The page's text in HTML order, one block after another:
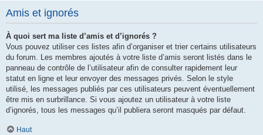
Amis et ignorés
À quoi sert ma liste d’amis et d’ignorés ?
Vous pouvez utiliser ces listes afin d’organiser et trier certains utilisateurs
du forum. Les membres ajoutés à votre liste d’amis seront listés dans le
panneau de contrôle de l’utilisateur afin de consulter rapidement leur
statut en ligne et leur envoyer des messages privés. Selon le style
utilisé, les messages publiés par ces utilisateurs peuvent éventuellement
être mis en surbrillance. Si vous ajoutez un utilisateur à votre liste
d’ignorés, tous les messages qu’il publiera seront masqués par défaut.
Haut